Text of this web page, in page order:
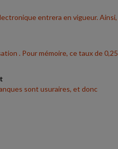
entrera en vigueur. Ainsi,
. Pour mémoire, ce taux de 0,25
sont usuraires, et donc